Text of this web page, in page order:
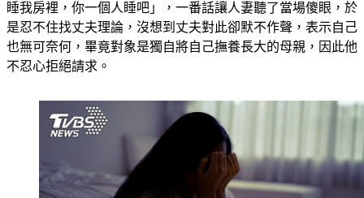
睡我房裡，你一個人睡吧」，一番話讓人妻聽了當場傻眼，於
是忍不住找丈夫理論，沒想到丈夫對此卻默不作聲，表示自己
也無可奈何，畢竟對象是獨自將自己撫養長大的母親，因此他
不忍心拒絕請求。